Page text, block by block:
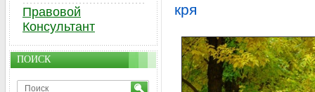
кря
Правовой
Консультант
ПОИСК